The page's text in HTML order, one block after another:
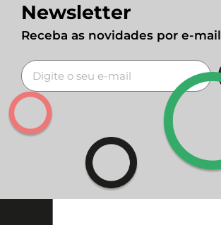
Newsletter
Receba as novidades por e-mail